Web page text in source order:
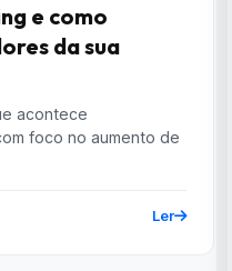
e como
da sua
acontece
foco no aumento de
Ler